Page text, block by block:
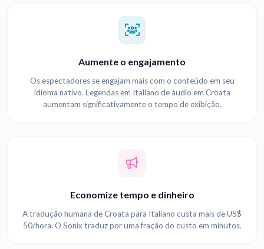
Aumente o engajamento
Os espectadores se engajam mais com o conteúdo em seu
idioma nativo. Legendas em Italiano de áudio em Croata
aumentam significativamente o tempo de exibição.
Economize tempo e dinheiro
A tradução humana de Croata para Italiano custa mais de US$
50/hora. O Sonix traduz por uma fração do custo em minutos.